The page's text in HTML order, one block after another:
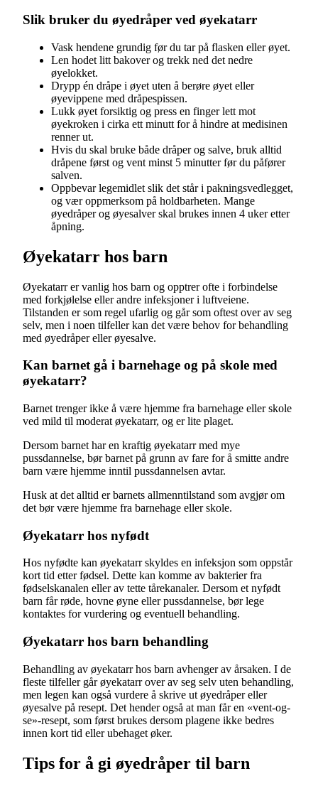
Slik bruker du øyedråper ved øyekatarr
Vask hendene grundig før du tar på flasken eller øyet.
Len hodet litt bakover og trekk ned det nedre
øyelokket.
Drypp én dråpe i øyet uten å berøre øyet eller
øyevippene med dråpespissen.
Lukk øyet forsiktig og press en finger lett mot
øyekroken i cirka ett minutt for å hindre at medisinen
renner ut.
Hvis du skal bruke både dråper og salve, bruk alltid
dråpene først og vent minst 5 minutter før du påfører
salven.
Oppbevar legemidlet slik det står i pakningsvedlegget,
og vær oppmerksom på holdbarheten. Mange
øyedråper og øyesalver skal brukes innen 4 uker etter
åpning.
Øyekatarr hos barn
Øyekatarr er vanlig hos barn og opptrer ofte i forbindelse
med forkjølelse eller andre infeksjoner i luftveiene.
Tilstanden er som regel ufarlig og går som oftest over av seg
selv, men i noen tilfeller kan det være behov for behandling
med øyedråper eller øyesalve.
Kan barnet gå i barnehage og på skole med
øyekatarr?
Barnet trenger ikke å være hjemme fra barnehage eller skole
ved mild til moderat øyekatarr, og er lite plaget.
Dersom barnet har en kraftig øyekatarr med mye
pussdannelse, bør barnet på grunn av fare for å smitte andre
barn være hjemme inntil pussdannelsen avtar.
Husk at det alltid er barnets allmenntilstand som avgjør om
det bør være hjemme fra barnehage eller skole.
Øyekatarr hos nyfødt
Hos nyfødte kan øyekatarr skyldes en infeksjon som oppstår
kort tid etter fødsel. Dette kan komme av bakterier fra
fødselskanalen eller av tette tårekanaler. Dersom et nyfødt
barn får røde, hovne øyne eller pussdannelse, bør lege
kontaktes for vurdering og eventuell behandling.
Øyekatarr hos barn behandling
Behandling av øyekatarr hos barn avhenger av årsaken. I de
fleste tilfeller går øyekatarr over av seg selv uten behandling,
men legen kan også vurdere å skrive ut øyedråper eller
øyesalve på resept. Det hender også at man får en «vent-og-
se»-resept, som først brukes dersom plagene ikke bedres
innen kort tid eller ubehaget øker.
Tips for å gi øyedråper til barn